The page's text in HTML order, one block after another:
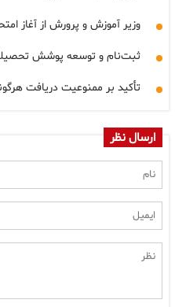
وزیر آموزش و پرورش از آغاز امتحانات
ثبت‌نام و توسعه پوشش
تأکید بر ممنوعیت دریافت
ارسال نظر